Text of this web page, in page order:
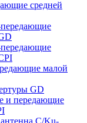
средней
малой
GD
и передающие
С/Ku-